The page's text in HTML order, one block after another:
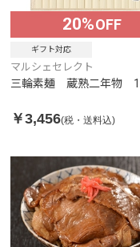
20%OFF
ギフト対応
マルシェセレクト
三輪素麺 蔵熟二年物
￥3,456(税・送料込)